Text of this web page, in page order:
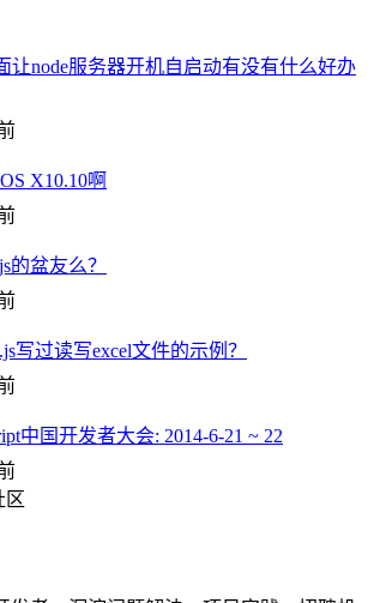
让node服务器开机自启动有没有什么好办
X10.10啊
的盆友么？
写过读写excel文件的示例？
中国开发者大会: 2014-6-21 ~ 22
区